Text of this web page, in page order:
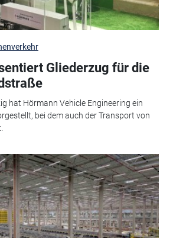
Gliederzug für die
hat Hörmann Vehicle Engineering ein
bei dem auch der Transport von